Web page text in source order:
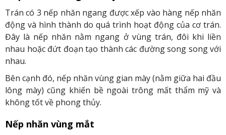
Trán có 3 nếp nhăn ngang được xếp vào hàng nếp nhăn
động và hình thành do quá trình hoạt động của cơ trán.
Đây là nếp nhăn nằm ngang ở vùng trán, đôi khi liền
nhau hoặc đứt đoạn tạo thành các đường song song với
nhau.
Bên cạnh đó, nếp nhăn vùng gian mày (nằm giữa hai đầu
lông mày) cũng khiến bề ngoài trông mất thẩm mỹ và
không tốt về phong thủy.
Nếp nhăn vùng mắt